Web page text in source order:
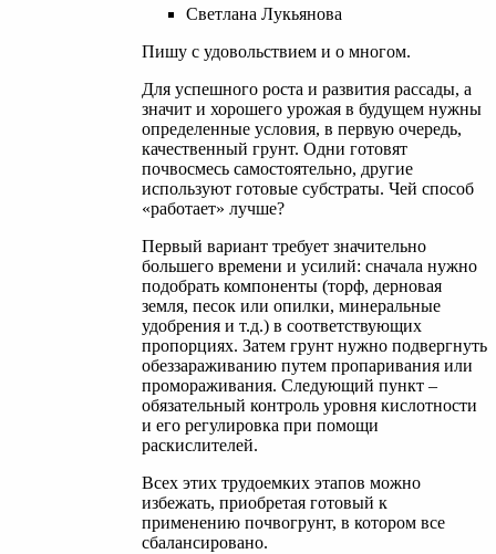
Светлана Лукьянова
Пишу с удовольствием и о многом.
Для успешного роста и развития рассады, а
значит и хорошего урожая в будущем нужны
определенные условия, в первую очередь,
качественный грунт. Одни готовят
почвосмесь самостоятельно, другие
используют готовые субстраты. Чей способ
«работает» лучше?
Первый вариант требует значительно
большего времени и усилий: сначала нужно
подобрать компоненты (торф, дерновая
земля, песок или опилки, минеральные
удобрения и т.д.) в соответствующих
пропорциях. Затем грунт нужно подвергнуть
обеззараживанию путем пропаривания или
промораживания. Следующий пункт –
обязательный контроль уровня кислотности
и его регулировка при помощи
раскислителей.
Всех этих трудоемких этапов можно
избежать, приобретая готовый к
применению почвогрунт, в котором все
сбалансировано.